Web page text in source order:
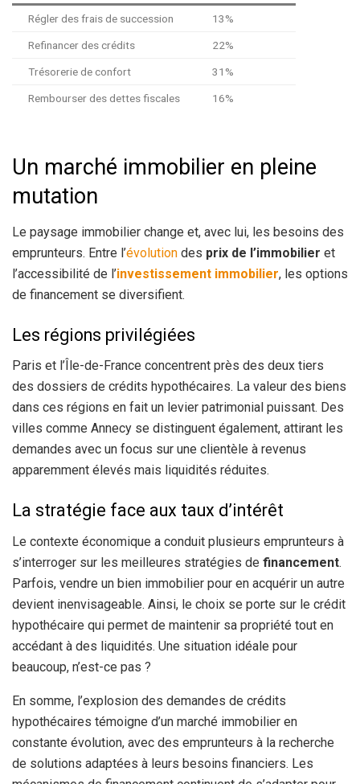
Régler des frais de succession 13%
Refinancer des crédits 22%
Trésorerie de confort 31%
Rembourser des dettes fiscales 16%
Un marché immobilier en pleine
mutation
Le paysage immobilier change et, avec lui, les besoins des
emprunteurs. Entre l’évolution des prix de l’immobilier et
l’accessibilité de l’investissement immobilier, les options
de financement se diversifient.
Les régions privilégiées
Paris et l’Île-de-France concentrent près des deux tiers
des dossiers de crédits hypothécaires. La valeur des biens
dans ces régions en fait un levier patrimonial puissant. Des
villes comme Annecy se distinguent également, attirant les
demandes avec un focus sur une clientèle à revenus
apparemment élevés mais liquidités réduites.
La stratégie face aux taux d’intérêt
Le contexte économique a conduit plusieurs emprunteurs à
s’interroger sur les meilleures stratégies de financement.
Parfois, vendre un bien immobilier pour en acquérir un autre
devient inenvisageable. Ainsi, le choix se porte sur le crédit
hypothécaire qui permet de maintenir sa propriété tout en
accédant à des liquidités. Une situation idéale pour
beaucoup, n’est-ce pas ?
En somme, l’explosion des demandes de crédits
hypothécaires témoigne d’un marché immobilier en
constante évolution, avec des emprunteurs à la recherche
de solutions adaptées à leurs besoins financiers. Les